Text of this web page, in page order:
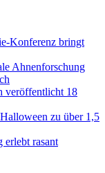
Konferenz bringt
Ahnenforschung
veröffentlicht 18
zu über 1,5
rasant